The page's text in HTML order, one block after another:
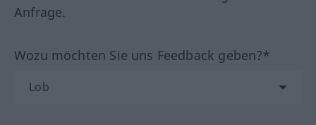
Anfrage.
Wozu möchten Sie uns Feedback geben?*